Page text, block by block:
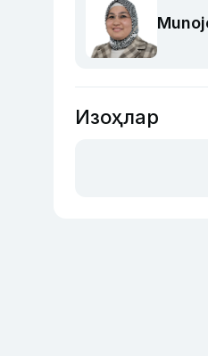
Изоҳлар